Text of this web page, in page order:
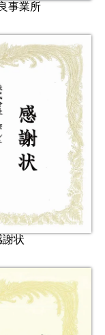
事業所
謝状